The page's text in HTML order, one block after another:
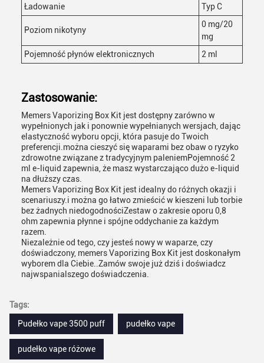
Ładowanie
Typ C
Poziom nikotyny
0 mg/20
mg
Pojemność płynów elektronicznych
2 ml
Zastosowanie:
Memers Vaporizing Box Kit jest dostępny zarówno w
wypełnionych jak i ponownie wypełnianych wersjach, dając
elastyczność wyboru opcji, która pasuje do Twoich
preferencji.można cieszyć się waparami bez obaw o ryzyko
zdrowotne związane z tradycyjnym paleniemPojemność 2
ml e-liquid zapewnia, że masz wystarczająco dużo e-liquid
na dłuższy czas.
Memers Vaporizing Box Kit jest idealny do różnych okazji i
scenariuszy.i można go łatwo zmieścić w kieszeni lub torbie
bez żadnych niedogodnościZestaw o zakresie oporu 0,8
ohm zapewnia płynne i spójne oddychanie za każdym
razem.
Niezależnie od tego, czy jesteś nowy w waparze, czy
doświadczony, memers Vaporizing Box Kit jest doskonałym
wyborem dla Ciebie..Zamów swoje już dziś i doświadcz
najwspanialszego doświadczenia.
Tags:
Pudełko vape 3500 puff
pudełko vape
pudełko vape różowe